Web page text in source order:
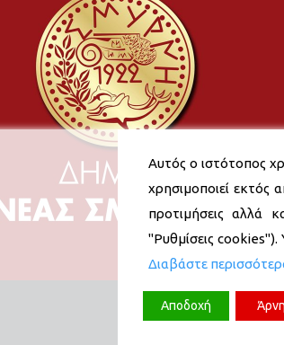
Αυτός ο ιστότοπος
χρησιμοποιεί εκτός
προτιμήσεις αλλά
"Ρυθμίσεις cookies").
Διαβάστε
Αποδοχή